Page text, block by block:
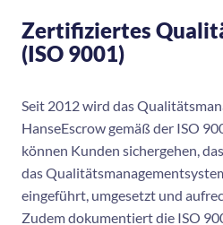
Zertifiziertes
(ISO 9001)
Seit 2012 wird das
HanseEscrow gemäß der ISO
können Kunden sichergehen,
das
eingeführt, umgesetzt und
Zudem dokumentiert die ISO